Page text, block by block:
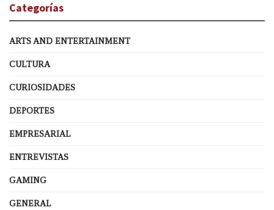
Categorías
ARTS AND ENTERTAINMENT
CULTURA
CURIOSIDADES
DEPORTES
EMPRESARIAL
ENTREVISTAS
GAMING
GENERAL